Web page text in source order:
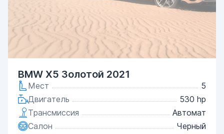
BMW X5 Золотой 2021
Мест
5
Двигатель
530 hp
Трансмиссия
Автомат
Салон
Черный